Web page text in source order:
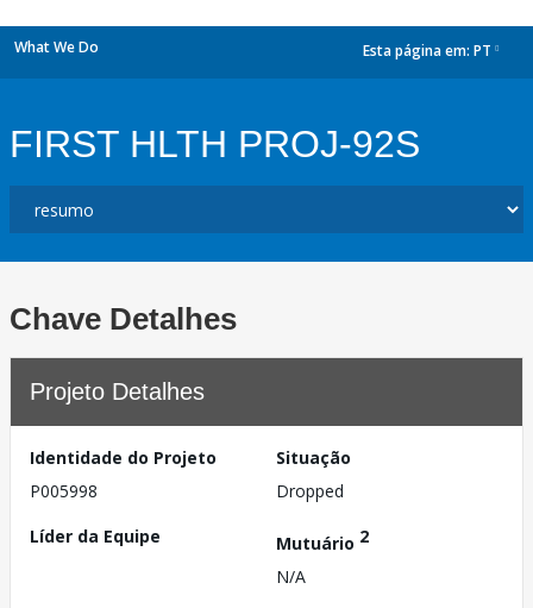
What We Do Esta página em: PT
FIRST HLTH PROJ-92S
Chave Detalhes
Projeto Detalhes
Identidade do Projeto
P005998
Situação
Dropped
Líder da Equipe
Mutuário 2
N/A